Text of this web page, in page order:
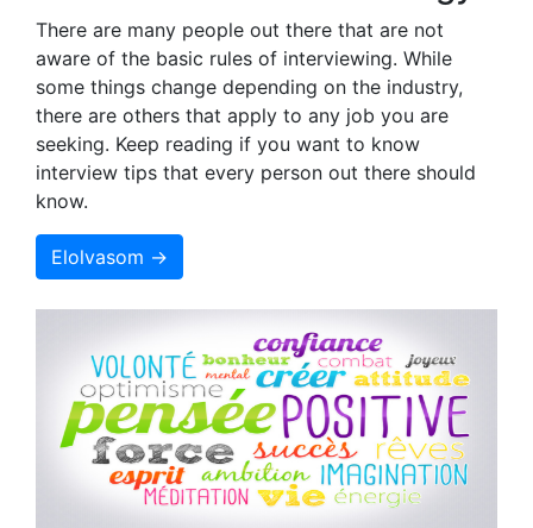
There are many people out there that are not
aware of the basic rules of interviewing. While
some things change depending on the industry,
there are others that apply to any job you are
seeking. Keep reading if you want to know
interview tips that every person out there should
know.
Elolvasom →